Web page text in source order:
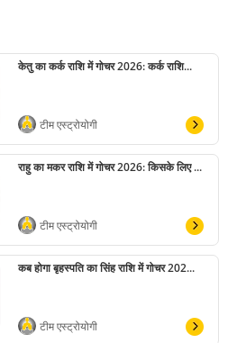
केतु का कर्क राशि में गोचर 2026: कर्क राशि...
टीम एस्ट्रोयोगी
राहु का मकर राशि में गोचर 2026: किसके लिए ...
टीम एस्ट्रोयोगी
कब होगा बृहस्पति का सिंह राशि में गोचर 202...
टीम एस्ट्रोयोगी